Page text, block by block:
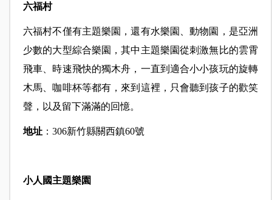
六福村
六福村不僅有主題樂園，還有水樂園、動物園，是亞洲
少數的大型綜合樂園，其中主題樂園從刺激無比的雲霄
飛車、時速飛快的獨木舟，一直到適合小小孩玩的旋轉
木馬、咖啡杯等都有，來到這裡，只會聽到孩子的歡笑
聲，以及留下滿滿的回憶。
地址： 306新竹縣關西鎮60號
小人國主題樂園